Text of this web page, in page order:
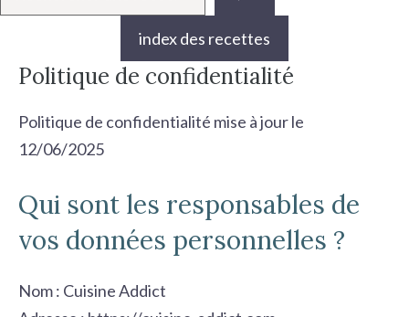
e
index des recettes
Politique de confidentialité
Politique de confidentialité mise à jour le
12/06/2025
Qui sont les responsables de
vos données personnelles ?
Nom : Cuisine Addict